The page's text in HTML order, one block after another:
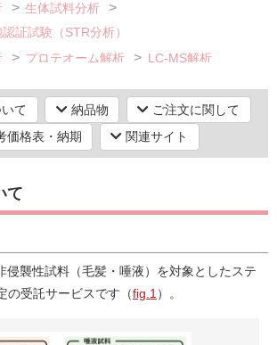
生体試料分析
証試験（STR分析）
プロテオーム解析 LC-MS解析
て 納品物
ご注文に関して
価格表・納期
関連サイト
て
侵襲性試料（毛髪・唾液）を対象としたステ
の受託サービスです（fig.1 ）。
ン
ンショップ